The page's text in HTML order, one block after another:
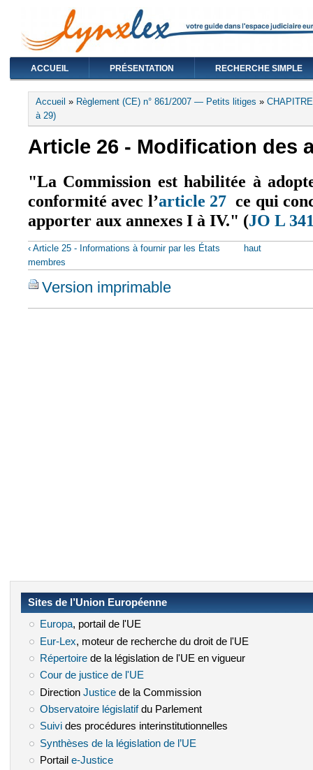
ACCUEIL PRÉSENTATION RECHERCHE SIMPLE
Vous êtes ici
Accueil » Règlement (CE) n° 861/2007 — Petits litiges »
à 29)
Article 26 - Modification des
"La Commission est habilitée à
conformité avec l’article 27 ce qui
apporter aux annexes I à IV." (JO L
‹ Article 25 - Informations à fournir par les États
membres
haut
Version imprimable
Sites de l’Union Européenne
Europa(le lien est externe)
, portail de l'UE
Eur-Lex (le lien est externe)
, moteur de recherche du droit de l'UE
Répertoire(le lien est externe)
de la législation de l'UE en vigueur
Cour de justice de l'UE
Direction Justice(le lien est externe)
de la Commission
Observatoire législatif(le lien est externe)
du Parlement
Suivi(le lien est externe)
des procédures interinstitutionnelles
Synthèses de la législation de l’UE
Portail e-Justice(le lien est externe)